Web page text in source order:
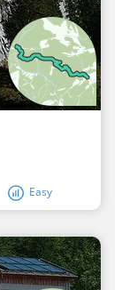
Easy